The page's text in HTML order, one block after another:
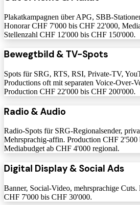
Plakatkampagnen über APG, SBB-
Honorar CHF 7'000 bis CHF 22'000,
Stellenzahl CHF 12'000 bis CHF 150'000.
Bewegtbild & TV-Spots
Spots für SRG, RTS, RSI, Private-TV,
Productions oft mit separaten Voice-Over-
Production CHF 22'000 bis CHF 200'000.
Radio & Audio
Radio-Spots für SRG-Regionalsender,
Mehrsprachig-affin. Production CHF 2'500
Mediabudget ab CHF 4'000 regional.
Digital Display & Social Ads
Banner, Social-Video, mehrsprachige
CHF 7'000 bis CHF 30'000.